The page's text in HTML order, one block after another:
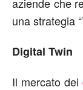
una strategia
Digital Twin
Il mercato dei